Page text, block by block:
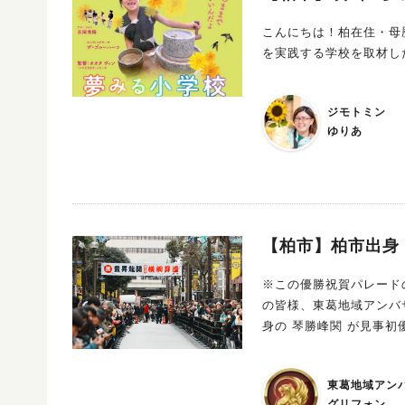
サロンAyako） 小中学生も楽しめるワク
ドブース」 いっぱい遊んだら、やっぱり
BQ 香ばしいお肉の香りにお腹が鳴っちゃう！
め Pine. おにぎり＆ポップコーン 家族で！友達と！みんなで！ 遊んで、食べて、笑って、ワクワク
を「DO」する1日を楽しみませんか？ あなたの“好き”や“やっ
こんにちは！柏在住・母歴１
を実践する学校を取材
ジモトミン
ゆりあ
【柏市】柏市出
※この優勝祝賀パレードの模様
の皆様、東葛地域アンバサダーのグ
身の 琴勝峰関 が見事初
初の快挙を達成しまし
レードを９月７日に実施すると発表しました。 祝
東葛地域アン